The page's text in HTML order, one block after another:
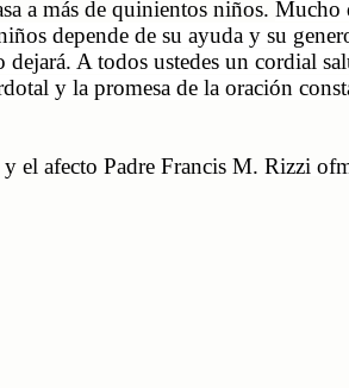
a más de quinientos niños. Mucho
depende de su ayuda y su
dejará. A todos ustedes un cordial
y la promesa de la oración
el afecto Padre Francis M. Rizzi